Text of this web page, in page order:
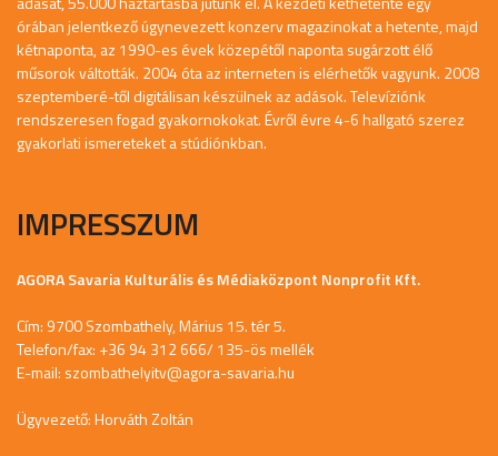
órában jelentkező úgynevezett konzerv magazinokat a hetente, majd
kétnaponta, az 1990-es évek közepétől naponta sugárzott élő
műsorok váltották. 2004 óta az interneten is elérhetők vagyunk. 2008
szeptemberé-től digitálisan készülnek az adások. Televíziónk
rendszeresen fogad gyakornokokat. Évről évre 4-6 hallgató szerez
gyakorlati ismereteket a stúdiónkban.
IMPRESSZUM
AGORA Savaria Kulturális és Médiaközpont Nonprofit Kft.
Cím: 9700 Szombathely, Márius 15. tér 5.
Telefon/fax: +36 94 312 666/ 135-ös mellék
E-mail: szombathelyitv@agora-savaria.hu
Ügyvezető: Horváth Zoltán